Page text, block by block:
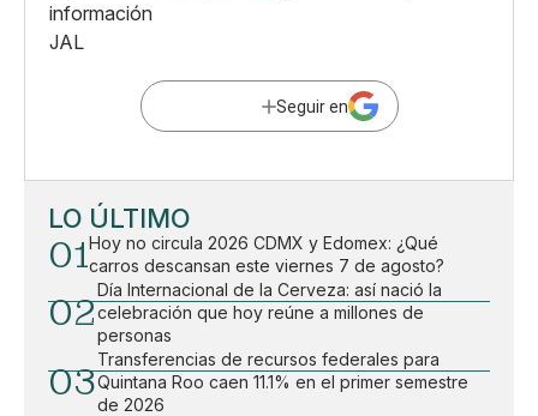
información
JAL
Seguir en
LO ÚLTIMO
01Hoy no circula 2026 CDMX y Edomex: ¿Qué
carros descansan este viernes 7 de agosto?
02
Día Internacional de la Cerveza: así nació la
celebración que hoy reúne a millones de
personas
03
Transferencias de recursos federales para
Quintana Roo caen 11.1% en el primer semestre
de 2026